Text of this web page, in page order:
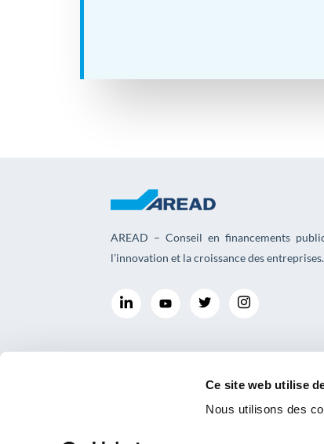
Ce site web utilise
Nous utilisons des
AREAD – Conseil en financements
l’innovation et la croissance des entreprises.